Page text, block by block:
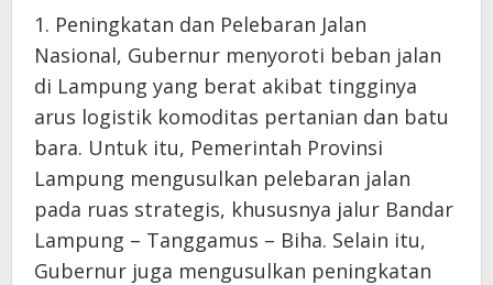
​1. Peningkatan dan Pelebaran Jalan
Nasional, Gubernur menyoroti beban jalan
di Lampung yang berat akibat tingginya
arus logistik komoditas pertanian dan batu
bara. Untuk itu, Pemerintah Provinsi
Lampung mengusulkan pelebaran jalan
pada ruas strategis, khususnya jalur Bandar
Lampung – Tanggamus – Biha. Selain itu,
Gubernur juga mengusulkan peningkatan